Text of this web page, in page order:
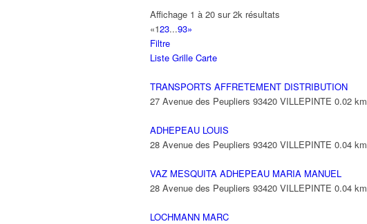
ABBAOUI TOUFIK
10 Allée Georges Gershwin 93420 VILLEPINTE
ABBES SARAH
Affichage 1 à 20 sur 2k résultats
«123...93»
Filtre
Liste Grille Carte
TRANSPORTS AFFRETEMENT DISTRIBUTION
27 Avenue des Peupliers 93420 VILLEPINTE 0.02 km
ADHEPEAU LOUIS
28 Avenue des Peupliers 93420 VILLEPINTE 0.04 km
VAZ MESQUITA ADHEPEAU MARIA MANUEL
28 Avenue des Peupliers 93420 VILLEPINTE 0.04 km
LOCHMANN MARC